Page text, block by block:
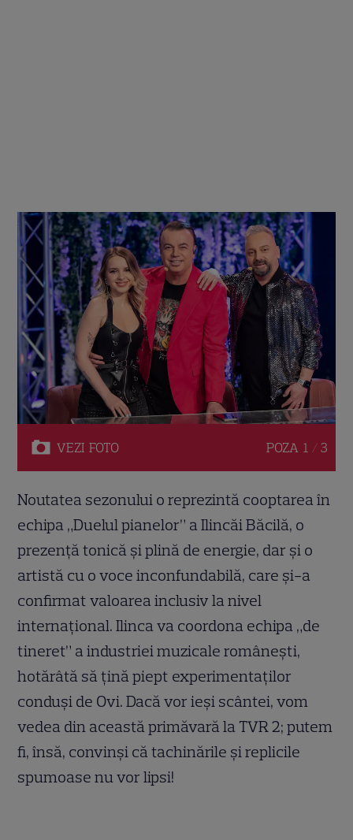
VEZI FOTO POZA 1 / 3
Noutatea sezonului o reprezintă cooptarea în
echipa „Duelul pianelor” a Ilincăi Băcilă, o
prezenţă tonică şi plină de energie, dar şi o
artistă cu o voce inconfundabilă, care şi-a
confirmat valoarea inclusiv la nivel
internaţional. Ilinca va coordona echipa „de
tineret” a industriei muzicale româneşti,
hotărâtă să ţină piept experimentaţilor
conduşi de Ovi. Dacă vor ieşi scântei, vom
vedea din această primăvară la TVR 2; putem
fi, însă, convinşi că tachinările şi replicile
spumoase nu vor lipsi!